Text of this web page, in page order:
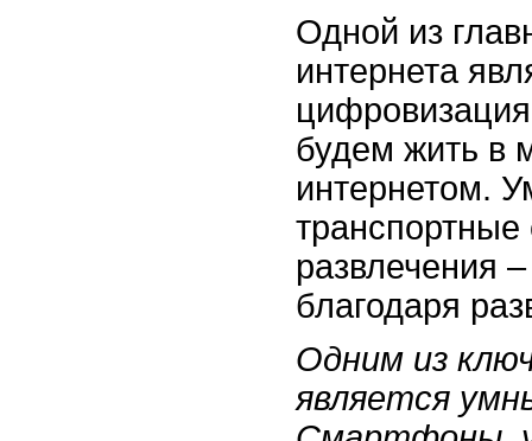
Одной из
интернета
будем жить в
интернетом.
транспортные
развлечения
благодаря
Одним из
является